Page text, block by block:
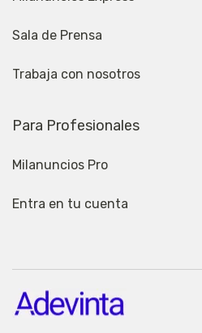
Sala de Prensa
Trabaja con nosotros
Para Profesionales
Milanuncios Pro
Entra en tu cuenta